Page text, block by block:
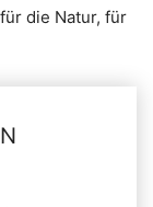
die Natur, für